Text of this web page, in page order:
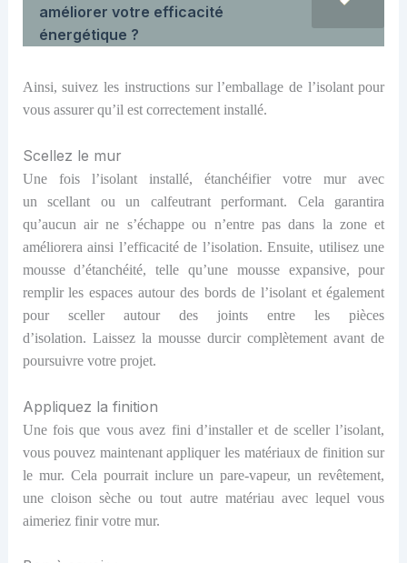
améliorer votre efficacité
énergétique ?
Ainsi, suivez les instructions sur l’emballage de l’isolant pour
vous assurer qu’il est correctement installé.
Scellez le mur
Une fois l’isolant installé, étanchéifier votre mur avec
un scellant ou un calfeutrant performant. Cela garantira
qu’aucun air ne s’échappe ou n’entre pas dans la zone et
améliorera ainsi l’efficacité de l’isolation. Ensuite, utilisez une
mousse d’étanchéité, telle qu’une mousse expansive, pour
remplir les espaces autour des bords de l’isolant et également
pour sceller autour des joints entre les pièces
d’isolation. Laissez la mousse durcir complètement avant de
poursuivre votre projet.
Appliquez la finition
Une fois que vous avez fini d’installer et de sceller l’isolant,
vous pouvez maintenant appliquer les matériaux de finition sur
le mur. Cela pourrait inclure un pare-vapeur, un revêtement,
une cloison sèche ou tout autre matériau avec lequel vous
aimeriez finir votre mur.